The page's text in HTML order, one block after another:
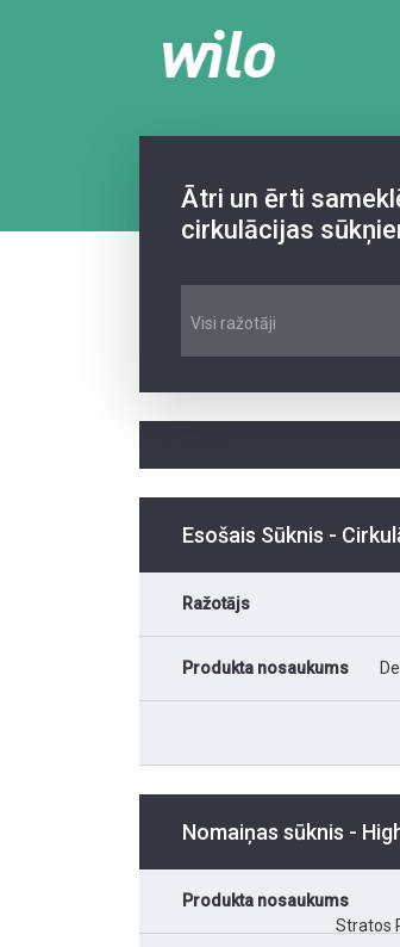
Ātri un ērti
cirkulācijas
Visi ražotāji
Esošais Sūknis -
Ražotājs
Produkta nosaukums
Nomaiņas sūknis -
Produkta nosaukums
Stratos